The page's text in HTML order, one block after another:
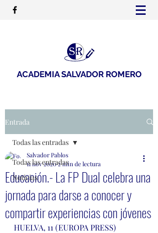
ACADEMIA SALVADOR ROMERO
Entrada
Todas las entradas
Noticias
Todas las entradas
Educación.- La FP Dual celebra una
jornada para darse a conocer y
compartir experiencias con jóvenes
Salvador Pablos
11 nov 20202 min de lectura
HUELVA, 11 (EUROPA PRESS)